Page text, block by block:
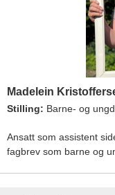
Madelein
Stilling: Barne- og
Ansatt som assistent
fagbrev som barne og